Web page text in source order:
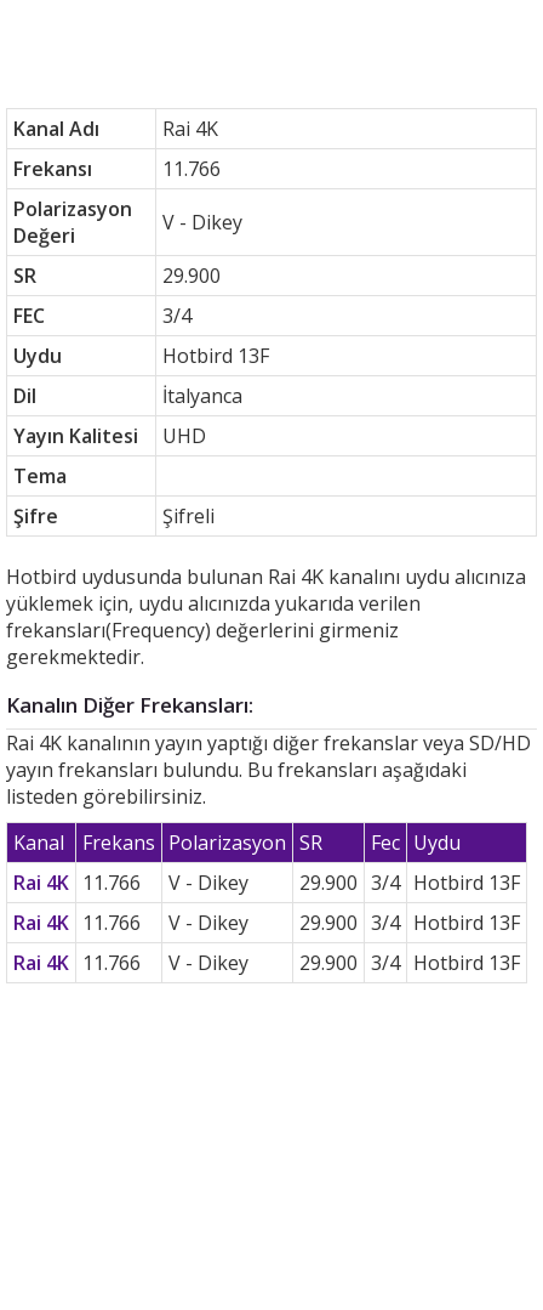
Kanal Adı
Rai 4K
Frekansı
11.766
Polarizasyon
Değeri
V - Dikey
SR
29.900
FEC
3/4
Uydu
Hotbird 13F
Dil
İtalyanca
Yayın Kalitesi
UHD
Tema
Şifre
Şifreli
Hotbird uydusunda bulunan Rai 4K kanalını uydu alıcınıza
yüklemek için, uydu alıcınızda yukarıda verilen
frekansları(Frequency) değerlerini girmeniz
gerekmektedir.
Kanalın Diğer Frekansları:
Rai 4K kanalının yayın yaptığı diğer frekanslar veya SD/HD
yayın frekansları bulundu. Bu frekansları aşağıdaki
listeden görebilirsiniz.
Kanal
Frekans Polarizasyon SR Fec Uydu
Rai 4K 11.766 V - Dikey 29.900 3/4 Hotbird 13F
Rai 4K 11.766 V - Dikey 29.900 3/4 Hotbird 13F
Rai 4K 11.766 V - Dikey 29.900 3/4 Hotbird 13F